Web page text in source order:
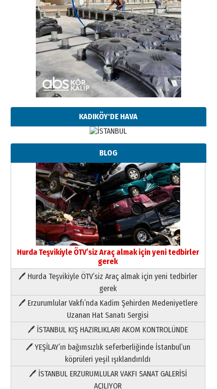
KADIKÖY'DE HAVA
BLOG
Hurda Teşvikiyle ÖTV’siz Araç almak için yeni tedbirler
gerek
🖊 Hurda Teşvikiyle ÖTV’siz Araç almak için yeni tedbirler
gerek
🖊 Erzurumlular Vakfı’nda Kadim Şehirden Medeniyetlere
Uzanan Hat Sanatı Sergisi
🖊 İSTANBUL KIŞ HAZIRLIKLARI AKOM KONTROLÜNDE
🖊 YEŞİLAY’ın bağımsızlık seferberliğinde İstanbul’un
köprüleri yeşil ışıklandırıldı
🖊 İSTANBUL ERZURUMLULAR VAKFI SANAT GALERİSİ
AÇILIYOR
Paranın Aile Kültüründeki Yeri
03 Ağustos 2026 Pazartesi
Yıldırım Gündoğdu
HAVVA’NIN ÜÇ KIZI
09 Temmuz 2026 Perşembe
Yusuf POLAT